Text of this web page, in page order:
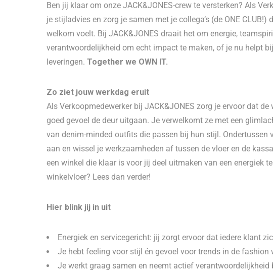
Ben jij klaar om onze JACK&JONES-crew te versterken? Als
je stijladvies en zorg je samen met je collega’s (de ONE
welkom voelt. Bij JACK&JONES draait het om energie,
verantwoordelijkheid om echt impact te maken, of je nu helpt
leveringen. Together we OWN IT.
Zo ziet jouw werkdag eruit
Als Verkoopmedewerker bij JACK&JONES zorg je ervoor dat
goed gevoel de deur uitgaan. Je verwelkomt ze met een
van denim-minded outfits die passen bij hun stijl. Ondertussen
aan en wissel je werkzaamheden af tussen de vloer en de
een winkel die klaar is voor jij deel uitmaken van een energiek
winkelvloer? Lees dan verder!
Hier blink jij in uit
Energiek en servicegericht: jij zorgt ervoor dat iedere klant
Je hebt feeling voor stijl én gevoel voor trends in de fashion
Je werkt graag samen en neemt actief verantwoordelijkheid